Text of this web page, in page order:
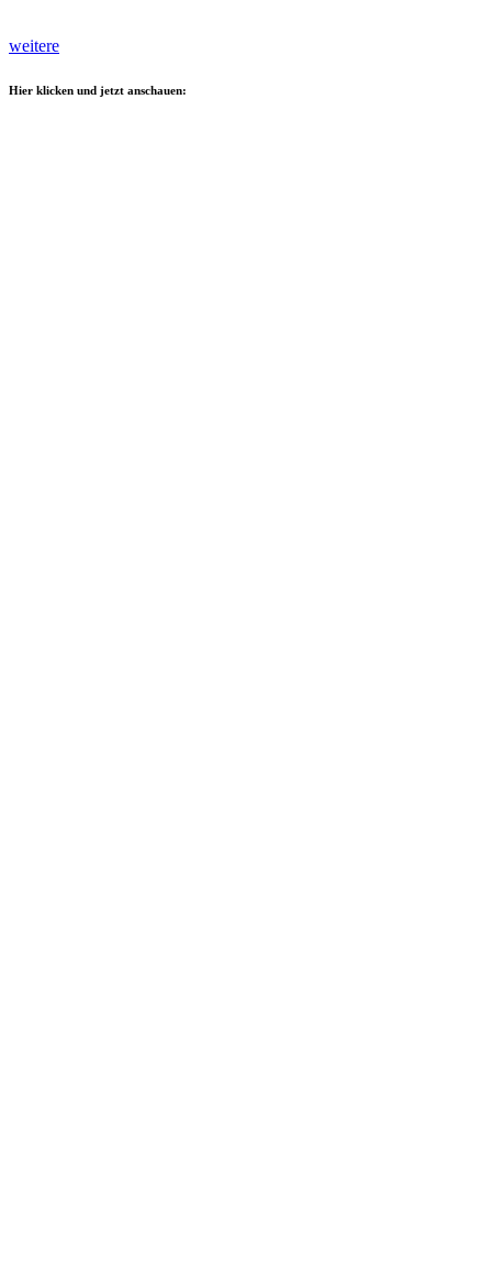
weitere
Hier klicken und jetzt anschauen: